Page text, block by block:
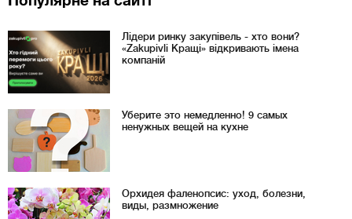
Лідери ринку закупівель - хто вони?
«Zakupivli Кращі» відкривають імена
компаній
Уберите это немедленно! 9 самых
ненужных вещей на кухне
Орхидея фаленопсис: уход, болезни,
виды, размножение